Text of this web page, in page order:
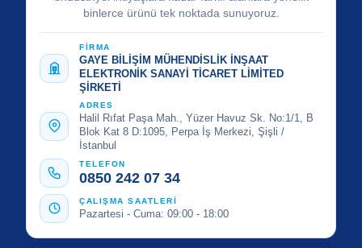
binlerce ürünü tek noktada sunuyoruz.
FİRMA
GAYE BİLİŞİM MÜHENDİSLİK İNŞAAT
ELEKTRONİK SANAYİ TİCARET LİMİTED
ŞİRKETİ
ADRES
Halil Rıfat Paşa Mah., Yüzer Havuz Sk. No:1/1, B
Blok Kat 8 D:1095, Perpa İş Merkezi, Şişli /
İstanbul
TELEFON
0850 242 07 34
ÇALIŞMA SAATLERİ
Pazartesi - Cuma: 09:00 - 18:00